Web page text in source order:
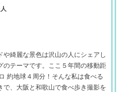
や綺麗な景色は沢山の人にシェアし
のテーマです。ここ５年間の移動距
約地球４周分！そんな私は食べる
で、大阪と和歌山で食べ歩き撮影を